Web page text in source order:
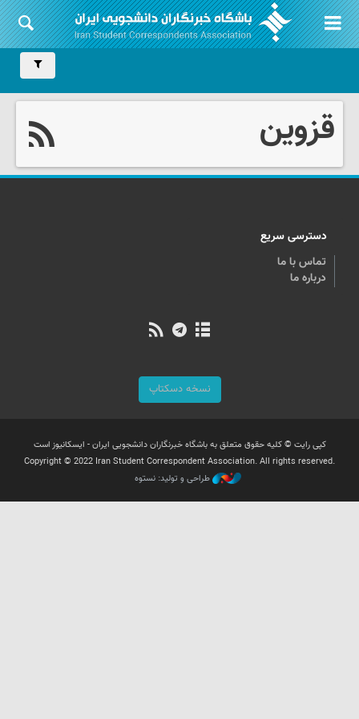
قزوین
دسترسی سریع
تماس با ما
درباره ما
نسخه دسکتاپ
کپی رایت © کلیه حقوق متعلق به باشگاه خبرنگاران دانشجویی ایران - ایسکانیوز است
Copyright © 2022 Iran Student Correspondent Association. All rights reserved.
طراحی و تولید: نستوه